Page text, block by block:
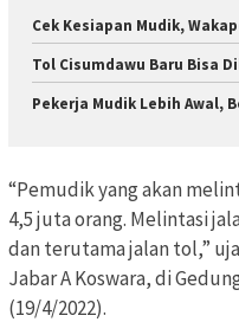
Cek Kesiapan Mudik,
Tol Cisumdawu Baru Bisa
Pekerja Mudik Lebih Awal,
“Pemudik yang akan
4,5 juta orang. Melintasi
dan terutama jalan tol,”
Jabar A Koswara, di
(19/4/2022).